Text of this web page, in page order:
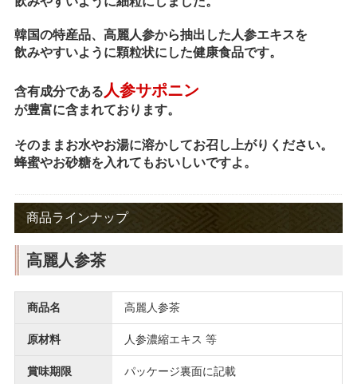
韓国の特産品、高麗人参から抽出した人参エキスを
飲みやすいように顆粒状にした健康食品です。
含有成分である 人参サポニン
が豊富に含まれております。
そのままお水やお湯に溶かしてお召し上がりください。
蜂蜜やお砂糖を入れてもおいしいですよ。
商品ラインナップ
高麗人参茶
商品名 高麗人参茶
原材料 人参濃縮エキス 等
賞味期限 パッケージ裏面に記載